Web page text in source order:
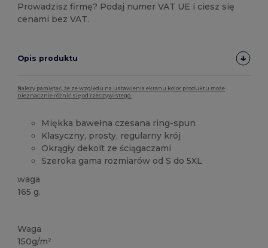
Prowadzisz firmę? Podaj numer VAT UE i ciesz się
cenami bez VAT.
Opis produktu
Należy pamiętać, że ze względu na ustawienia ekranu kolor produktu może
nieznacznie różnić się od rzeczywistego.
Miękka bawełna czesana ring-spun
Klasyczny, prosty, regularny krój
Okrągły dekolt ze ściągaczami
Szeroka gama rozmiarów od S do 5XL
waga
165 g.
Waga
150g/m²